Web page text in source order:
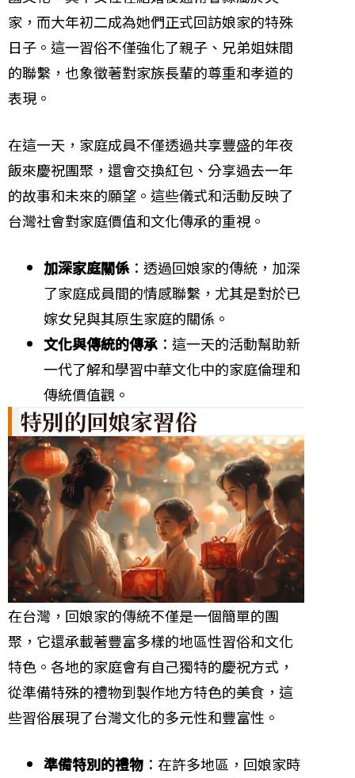
家，而大年初二成為她們正式回訪娘家的特殊
日子。這一習俗不僅強化了親子、兄弟姐妹間
的聯繫，也象徵著對家族長輩的尊重和孝道的
表現。
在這一天，家庭成員不僅透過共享豐盛的年夜
飯來慶祝團聚，還會交換紅包、分享過去一年
的故事和未來的願望。這些儀式和活動反映了
台灣社會對家庭價值和文化傳承的重視。
加深家庭關係：透過回娘家的傳統，加深
了家庭成員間的情感聯繫，尤其是對於已
嫁女兒與其原生家庭的關係。
文化與傳統的傳承 ：這一天的活動幫助新
一代了解和學習中華文化中的家庭倫理和
傳統價值觀。
特別的回娘家習俗
在台灣，回娘家的傳統不僅是一個簡單的團
聚，它還承載著豐富多樣的地區性習俗和文化
特色。各地的家庭會有自己獨特的慶祝方式，
從準備特殊的禮物到製作地方特色的美食，這
些習俗展現了台灣文化的多元性和豐富性。
準備特別的禮物 ：在許多地區，回娘家時